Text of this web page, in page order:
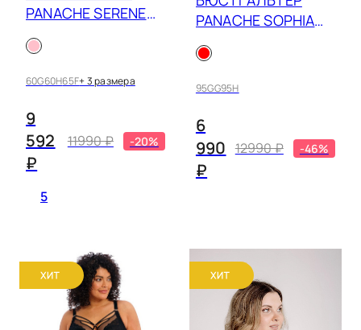
PANACHE SERENE
10305
60G60H65F+ 3 размера
9
592
₽
11990 ₽ -20%
5
PANACHE SOPHIA
11196
95GG95H
6
990
₽
12990 ₽ -46%